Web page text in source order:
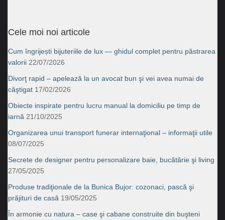
Cele moi noi articole
Cum îngrijești bijuteriile de lux — ghidul complet pentru păstrarea
valorii 22/07/2026
Divorţ rapid – apelează la un avocat bun şi vei avea numai de
câştigat 17/02/2026
Obiecte inspirate pentru lucru manual la domiciliu pe timp de
iarnă 21/10/2025
Organizarea unui transport funerar internaţional – informaţii utile
08/07/2025
Secrete de designer pentru personalizare baie, bucătărie şi living
27/05/2025
Produse tradiţionale de la Bunica Bujor: cozonaci, pască şi
prăjituri de casă 19/05/2025
În armonie cu natura – case şi cabane construite din buşteni